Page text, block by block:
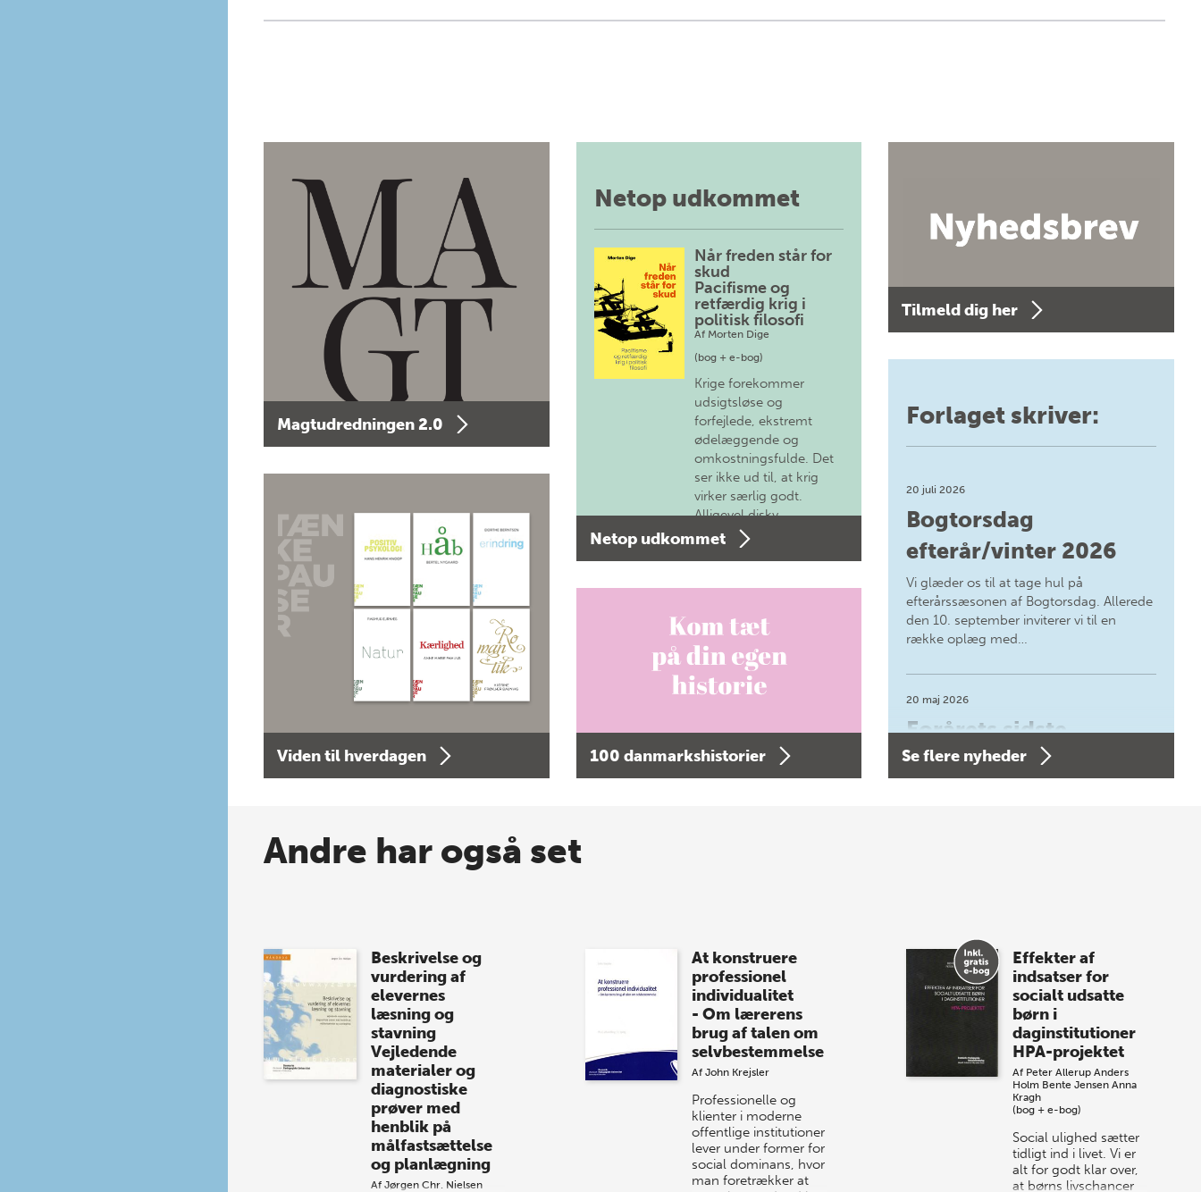
Magtudredningen 2.0
Viden til hverdagen
Netop udkommet
Når freden står for
skud
Pacifisme og
retfærdig krig i
politisk filosofi
Af Morten Dige
(bog + e-bog)
Krige forekommer
udsigtsløse og
forfejlede, ekstremt
ødelæggende og
omkostningsfulde. Det
ser ikke ud til, at krig
virker særlig godt.
Alligevel diskv…
Netop udkommet
100 danmarkshistorier
Tilmeld dig her
Forlaget skriver:
20 juli 2026
Bogtorsdag
efterår/vinter 2026
Vi glæder os til at tage hul på
efterårssæsonen af Bogtorsdag. Allerede
den 10. september inviterer vi til en
række oplæg med…
20 maj 2026
Forårets sidste
Bogtorsdag 11. juni
Spar op til 70% til
sommer-lagersalg!
Vi gentager succesen og inviterer igen i
år til vores store sommer-lagersalg,
så sæt kryds i kalenderen onsdag den
Se flere nyheder
Andre har også set
Beskrivelse og
vurdering af
elevernes
læsning og
stavning
Vejledende
materialer og
diagnostiske
prøver med
henblik på
målfastsættelse
og planlægning
Af Jørgen Chr. Nielsen
At konstruere
professionel
individualitet
- Om lærerens
brug af talen om
selvbestemmelse
Af John Krejsler
Professionelle og
klienter i moderne
offentlige institutioner
lever under former for
social dominans, hvor
man foretrækker at
Effekter af
indsatser for
socialt udsatte
børn i
daginstitutioner
HPA-projektet
Af Peter Allerup Anders
Holm Bente Jensen Anna
Kragh
(bog + e-bog)
Social ulighed sætter
tidligt ind i livet. Vi er
alt for godt klar over,
at børns livschancer